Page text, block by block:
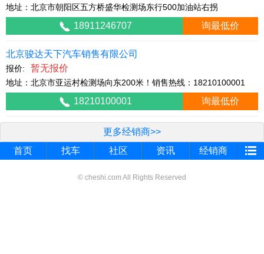
地址：北京市朝阳区五方桥盛华检测场东行500加油站右拐
18911246707 询最低价
北京骏达天下汽车销售有限公司
报价: 暂无报价
地址：北京市亚运村检测场向东200米！销售热线：18210100001
18210100001 询最低价
更多经销商>>
首页
找车 社区 资讯 经销商
© cheshi.com All Rights Reserved